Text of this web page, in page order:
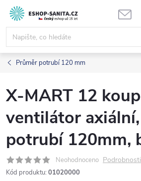
Přejít
obsah
Průměr potrubí 120 mm
X-MART 12
ventilátor
potrubí 120mm,
Neohodnoceno
Kód produktu: 01020000